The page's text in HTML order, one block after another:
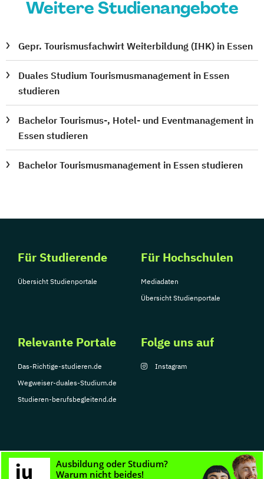
Weitere Studienangebote
Gepr. Tourismusfachwirt Weiterbildung (IHK) in Essen
Duales Studium Tourismusmanagement in Essen
studieren
Bachelor Tourismus-, Hotel- und Eventmanagement in
Essen studieren
Bachelor Tourismusmanagement in Essen studieren
Für Studierende
Übersicht Studienportale
Für Hochschulen
Mediadaten
Übersicht Studienportale
Relevante Portale
Das-Richtige-studieren.de
Wegweiser-duales-Studium.de
Studieren-berufsbegleitend.de
Folge uns auf
Instagram
© Copyright 2026, TarGroup Media GmbH